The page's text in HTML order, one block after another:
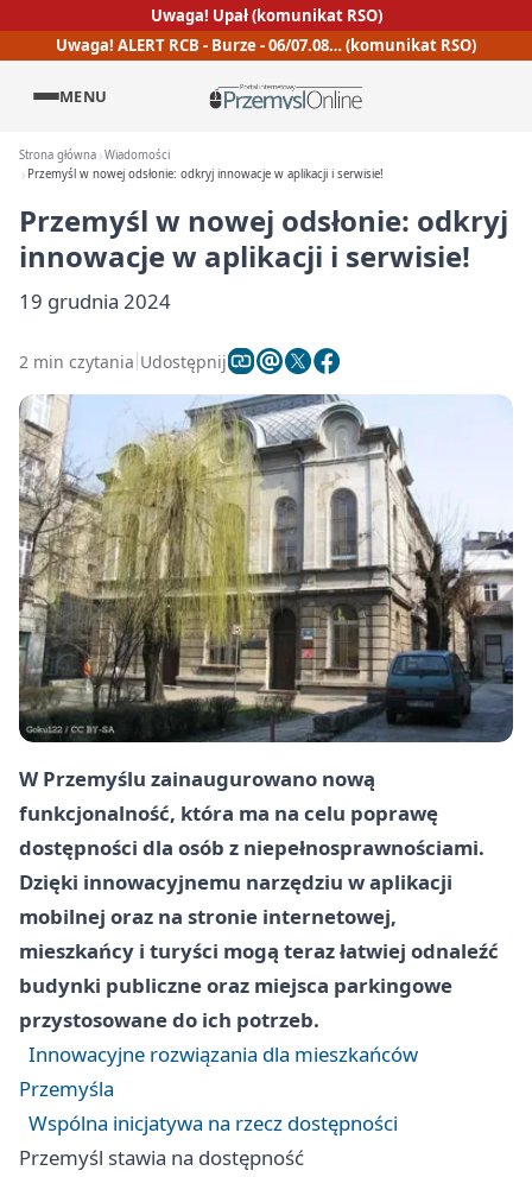
Uwaga! Upał (komunikat RSO)
Uwaga! ALERT RCB - Burze - 06/07.08… (komunikat RSO)
MENU
Strona główna Wiadomości
Przemyśl w nowej odsłonie: odkryj innowacje w aplikacji i serwisie!
Przemyśl w nowej odsłonie: odkryj
innowacje w aplikacji i serwisie!
19 grudnia 2024
2 min czytania Udostępnij
W Przemyślu zainaugurowano nową
funkcjonalność, która ma na celu poprawę
dostępności dla osób z niepełnosprawnościami.
Dzięki innowacyjnemu narzędziu w aplikacji
mobilnej oraz na stronie internetowej,
mieszkańcy i turyści mogą teraz łatwiej odnaleźć
budynki publiczne oraz miejsca parkingowe
przystosowane do ich potrzeb.
Innowacyjne rozwiązania dla mieszkańców
Przemyśla
Wspólna inicjatywa na rzecz dostępności
Przemyśl stawia na dostępność